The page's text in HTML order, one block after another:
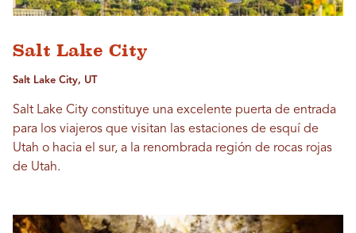
Salt Lake City
Salt Lake City, UT
Salt Lake City constituye una excelente puerta de entrada
para los viajeros que visitan las estaciones de esquí de
Utah o hacia el sur, a la renombrada región de rocas rojas
de Utah.